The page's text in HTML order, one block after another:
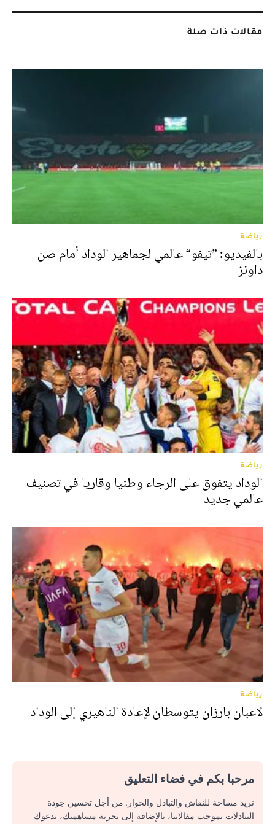
مقالات ذات صلة
رياضة
بالفيديو: ”تيفو“ عالمي لجماهير الوداد أمام صن
داونز
رياضة
الوداد يتفوق على الرجاء وطنيا وقاريا في تصنيف
عالمي جديد
رياضة
لاعبان بارزان يتوسطان لإعادة الناهيري إلى الوداد
مرحبا بكم في فضاء التعليق
نريد مساحة للنقاش والتبادل والحوار. من أجل تحسين جودة
التبادلات بموجب مقالاتنا، بالإضافة إلى تجربة مساهمتك، ندعوك